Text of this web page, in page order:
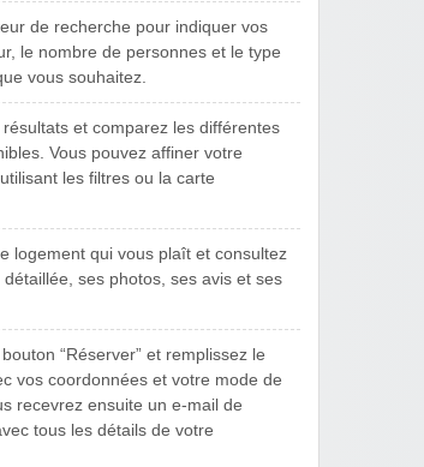
de recherche pour indiquer vos
le nombre de personnes et le type
vous souhaitez.
résultats et comparez les différentes
Vous pouvez affiner votre
les filtres ou la carte
logement qui vous plaît et consultez
ses photos, ses avis et ses
“Réserver” et remplissez le
vos coordonnées et votre mode de
recevrez ensuite un e-mail de
tous les détails de votre